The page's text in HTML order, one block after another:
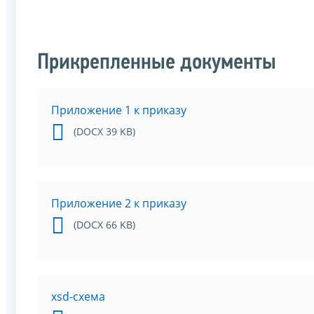
Прикрепленные документы
Приложение 1 к приказу
(DOCX 39 KB)
Приложение 2 к приказу
(DOCX 66 KB)
xsd-схема